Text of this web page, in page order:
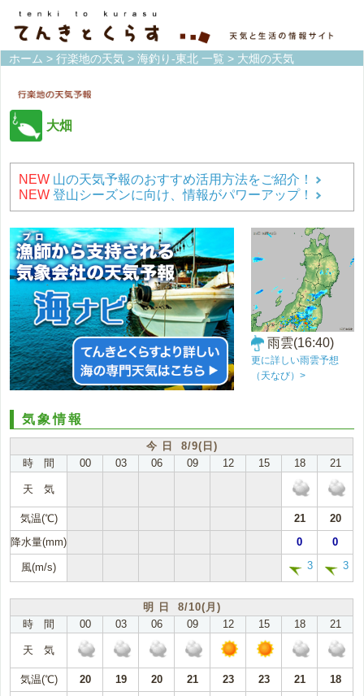
ホーム > 行楽地の天気 > 海釣り-東北 一覧 > 大畑の天気
大畑
NEW 山の天気予報のおすすめ活用方法をご紹介！
NEW 登山シーズンに向け、情報がパワーアップ！
雨雲(16:40)
更に詳しい雨雲予想
（天なび）>
気象情報
今 日 8/9(日)
時 間
00 03 06 09 12 15 18 21
天 気
気温(℃) 21
20
降水量(mm)
0 0
風(m/s) 3 3
明 日 8/10(月)
時 間
00 03 06 09 12 15 18 21
天 気
気温(℃) 20 19 20 21 23 23 21
18